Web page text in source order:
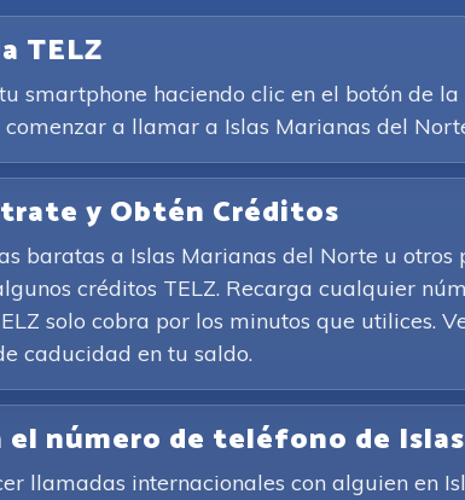
TELZ
smartphone haciendo clic en el botón de
a llamar a Islas Marianas del
y Obtén Créditos
baratas a Islas Marianas del Norte u
créditos TELZ. Recarga cualquier
solo cobra por los minutos que utilices.
caducidad en tu saldo.
el número de teléfono de
llamadas internacionales con alguien en